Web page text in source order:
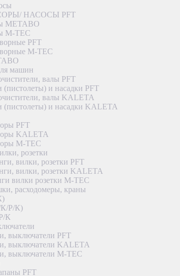
НАСОСЫ PFT
METABO
M-TEC
PFT
M-TEC
машин
валы PFT
(пистолеты) и насадки PFT
валы KALETA
(пистолеты) и насадки KALETA
PFT
KALETA
M-TEC
розетки
вилки, розетки PFT
вилки, розетки KALETA
вилки розетки M-TEC
расходомеры, краны
Р/К)
К
выключатели PFT
выключатели KALETA
выключатели M-TEC
PFT